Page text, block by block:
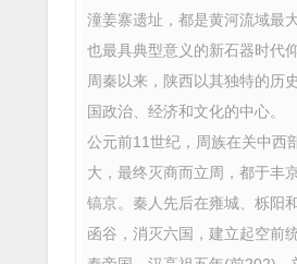
潼姜寨遗址，都是黄河流域最
也最具典型意义的新石器时代
周秦以来，陕西以其独特的历
国政治、经济和文化的中心。
公元前11世纪，周族在关中西
大，最终灭商而立周，都于丰
镐京。秦人先后在雍城、栎阳
函谷，消灭六国，建立起空前